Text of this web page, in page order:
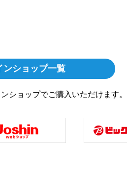
ンショップ一覧
ショップでご購入いただけます。